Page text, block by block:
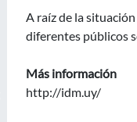
A raíz de la
diferentes públicos
Más información
http://idm.uy/